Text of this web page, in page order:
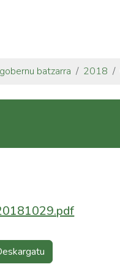
batzarra 2018